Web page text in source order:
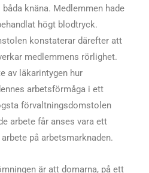
knäna. Medlemmen hade
högt blodtryck.
konstaterar därefter att
medlemmens rörlighet.
av läkarintygen hur
arbetsförmåga i ett
förvaltningsdomstolen
arbete får anses vara ett
på arbetsmarknaden.
är att domarna, på ett